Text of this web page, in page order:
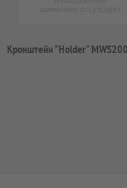
Кронштейн "Holder"